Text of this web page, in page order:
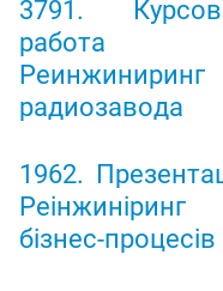
3791.
работа
Реинжиниринг
радиозавода
1962.
Реінжиніринг
бізнес-процесів